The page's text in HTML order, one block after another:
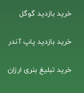
خرید بازدید گوگل
خرید بازدید پاپ آندر
خرید تبلیغ بنری ارزان